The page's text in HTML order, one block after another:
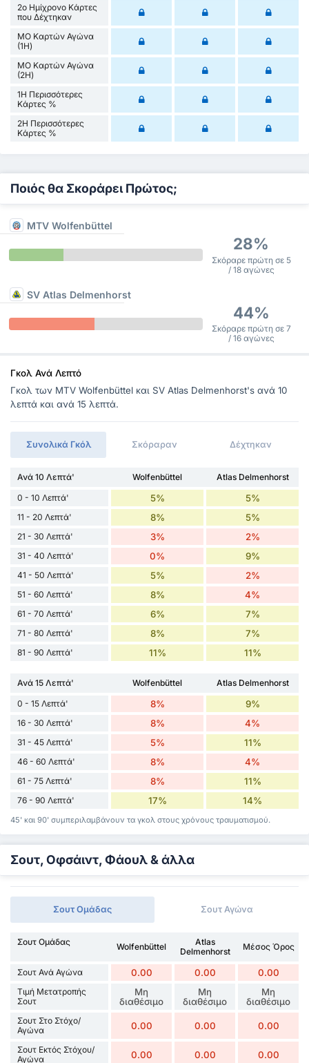
2ο Ημίχρονο Κάρτες
που Δέχτηκαν
ΜΟ Καρτών Αγώνα
(1Η)
ΜΟ Καρτών Αγώνα
(2Η)
1Η Περισσότερες
Κάρτες %
2Η Περισσότερες
Κάρτες %
Ποιός θα Σκοράρει Πρώτος;
MTV Wolfenbüttel
28%
Σκόραρε πρώτη σε 5
/ 18 αγώνες
SV Atlas Delmenhorst
44%
Σκόραρε πρώτη σε 7
/ 16 αγώνες
Γκολ Ανά Λεπτό
Γκολ των MTV Wolfenbüttel και SV Atlas Delmenhorst's ανά 10
λεπτά και ανά 15 λεπτά.
Συνολικά Γκόλ Σκόραραν Δέχτηκαν
Ανά 10 Λεπτά' Wolfenbüttel
Atlas Delmenhorst
0 - 10 Λεπτά'
5% 5%
11 - 20 Λεπτά' 8% 5%
21 - 30 Λεπτά' 3% 2%
31 - 40 Λεπτά' 0% 9%
41 - 50 Λεπτά' 5% 2%
51 - 60 Λεπτά' 8% 4%
61 - 70 Λεπτά' 6% 7%
71 - 80 Λεπτά' 8% 7%
81 - 90 Λεπτά' 11% 11%
Ανά 15 Λεπτά' Wolfenbüttel
Atlas Delmenhorst
0 - 15 Λεπτά'
8% 9%
16 - 30 Λεπτά' 8% 4%
31 - 45 Λεπτά' 5% 11%
46 - 60 Λεπτά' 8% 4%
61 - 75 Λεπτά' 8% 11%
76 - 90 Λεπτά' 17% 14%
45' και 90' συμπεριλαμβάνουν τα γκολ στους χρόνους τραυματισμού.
Σουτ, Οφσάιντ, Φάουλ & άλλα
Σουτ Ομάδας Σουτ Αγώνα
Σουτ Ομάδας Wolfenbüttel
Atlas
Delmenhorst
Μέσος Όρος
Σουτ Ανά Αγώνα 0.00 0.00 0.00
Τιμή Μετατροπής
Σουτ
Μη
διαθέσιμο
Μη
διαθέσιμο
Μη
διαθέσιμο
Σουτ Στο Στόχο/
Αγώνα
0.00 0.00 0.00
Σουτ Εκτός Στόχου/
Αγώνα
0.00 0.00 0.00